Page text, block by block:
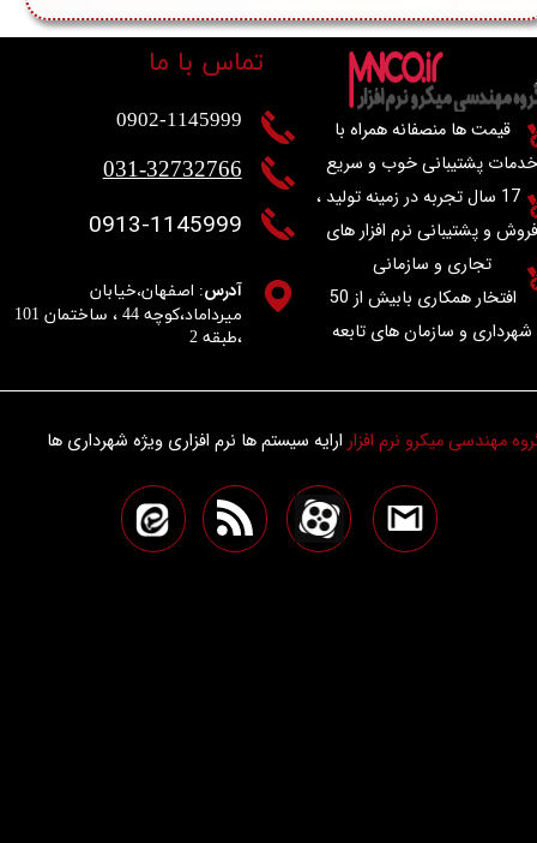
مهندسی میکرو نرم افزار ارایه سیستم ها نرم افزاری ویژه شهرداری ها
​ قیمت ها منصفانه همراه با
پشتیبانی خوب و سریع
17 سال تجربه در زمینه تولید ،
و پشتیبانی نرم افزار های
تجاری و سازمانی
افتخار همکاری بابیش از 50
شهرداری و سازمان های تابعه​​​​​​​
تماس با ما
0902-1145999​​​​​​​
آدرس: اصفهان،خیابان
،طبقه 2
0913-1145999
031-32732766